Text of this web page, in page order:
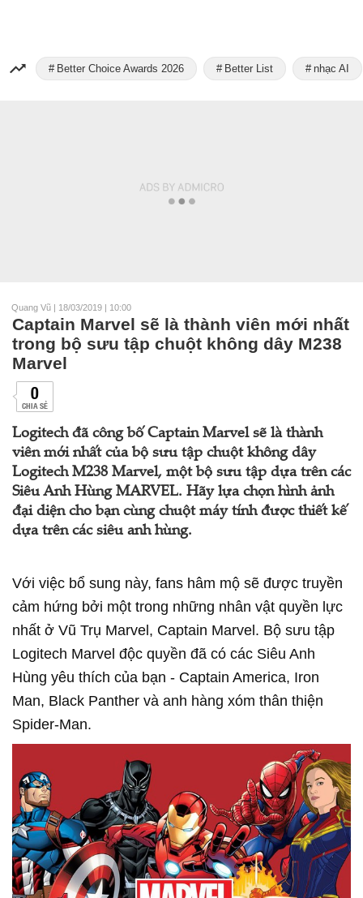
Better Choice Awards 2026 Better List nhạc AI
Quang Vũ | 18/03/2019 | 10:00
Captain Marvel sẽ là thành viên mới nhất
trong bộ sưu tập chuột không dây M238
Marvel
0
CHIA SẺ
Logitech đã công bố Captain Marvel sẽ là thành
viên mới nhất của bộ sưu tập chuột không dây
Logitech M238 Marvel, một bộ sưu tập dựa trên các
Siêu Anh Hùng MARVEL. Hãy lựa chọn hình ảnh
đại diện cho bạn cùng chuột máy tính được thiết kế
dựa trên các siêu anh hùng.
Với việc bổ sung này, fans hâm mộ sẽ được truyền
cảm hứng bởi một trong những nhân vật quyền lực
nhất ở Vũ Trụ Marvel, Captain Marvel. Bộ sưu tập
Logitech Marvel độc quyền đã có các Siêu Anh
Hùng yêu thích của bạn - Captain America, Iron
Man, Black Panther và anh hàng xóm thân thiện
Spider-Man.